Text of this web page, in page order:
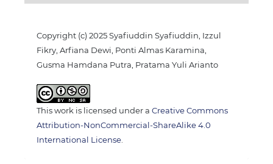
Copyright (c) 2025 Syafiuddin Syafiuddin, Izzul
Fikry, Arfiana Dewi, Ponti Almas Karamina,
Gusma Hamdana Putra, Pratama Yuli Arianto
This work is licensed under a Creative Commons
Attribution-NonCommercial-ShareAlike 4.0
International License.